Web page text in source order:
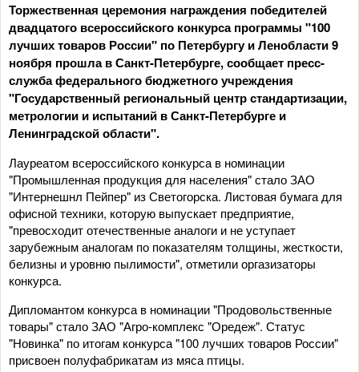
Торжественная церемония награждения победителей
двадцатого всероссийского конкурса программы "100
лучших товаров России" по Петербургу и Ленобласти 9
ноября прошла в Санкт-Петербурге, сообщает пресс-
служба федерального бюджетного учреждения
"Государственный региональный центр стандартизации,
метрологии и испытаний в Санкт-Петербурге и
Ленинградской области".
Лауреатом всероссийского конкурса в номинации
"Промышленная продукция для населения" стало ЗАО
"Интернешнл Пейпер" из Светогорска. Листовая бумага для
офисной техники, которую выпускает предприятие,
"превосходит отечественные аналоги и не уступает
зарубежным аналогам по показателям толщины, жесткости,
белизны и уровню пылимости", отметили оргазизаторы
конкурса.
Дипломантом конкурса в номинации "Продовольственные
товары" стало ЗАО "Агро-комплекс "Оредеж". Статус
"Новинка" по итогам конкурса "100 лучших товаров России"
присвоен полуфабрикатам из мяса птицы.